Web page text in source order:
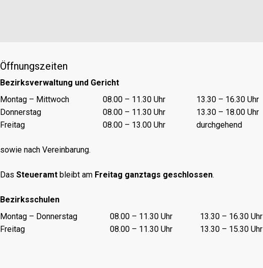
Öffnungszeiten
Bezirksverwaltung und Gericht
TagÖffnungszeiten VormittagÖffnungszeiten Nachmittag
Montag – Mittwoch 08.00 – 11.30 Uhr
13.30 – 16.30 Uhr
Donnerstag
08.00 – 11.30 Uhr
13.30 – 18.00 Uhr
Freitag
08.00 – 13.00 Uhr durchgehend
sowie nach Vereinbarung.
Das Steueramt bleibt am Freitag ganztags geschlossen.
Bezirksschulen
TagÖffnungszeiten VormittagÖffnungszeiten Nachmittag
Montag – Donnerstag 08.00 – 11.30 Uhr
13.30 – 16.30 Uhr
Freitag
08.00 – 11.30 Uhr 13.30 – 15.30 Uhr